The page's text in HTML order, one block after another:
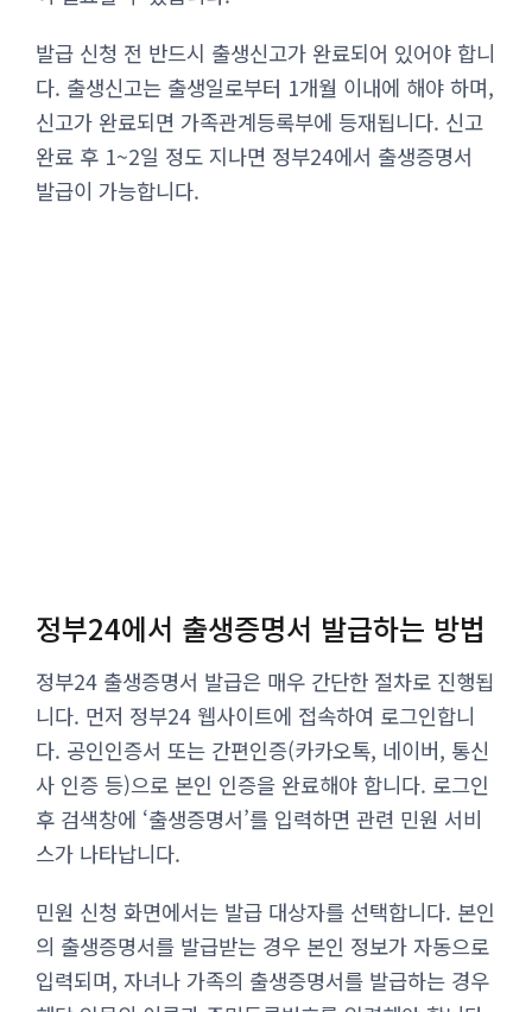
발급 신청 전 반드시 출생신고가 완료되어 있어야 합니
다. 출생신고는 출생일로부터 1개월 이내에 해야 하며,
신고가 완료되면 가족관계등록부에 등재됩니다. 신고
완료 후 1~2일 정도 지나면 정부24에서 출생증명서
발급이 가능합니다.
정부24에서 출생증명서 발급하는 방법
정부24 출생증명서 발급은 매우 간단한 절차로 진행됩
니다. 먼저 정부24 웹사이트에 접속하여 로그인합니
다. 공인인증서 또는 간편인증(카카오톡, 네이버, 통신
사 인증 등)으로 본인 인증을 완료해야 합니다. 로그인
후 검색창에 ‘출생증명서’를 입력하면 관련 민원 서비
스가 나타납니다.
민원 신청 화면에서는 발급 대상자를 선택합니다. 본인
의 출생증명서를 발급받는 경우 본인 정보가 자동으로
입력되며, 자녀나 가족의 출생증명서를 발급하는 경우